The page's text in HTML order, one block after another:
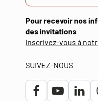
Pour recevoir nos
des invitations
Inscrivez-vous à
SUIVEZ-NOUS